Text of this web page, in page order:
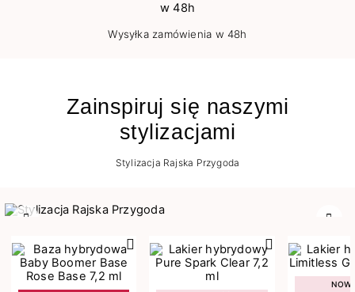
Wysyłka zamówienia w 48h
Zainspiruj się naszymi
stylizacjami
Stylizacja Rajska Przygoda